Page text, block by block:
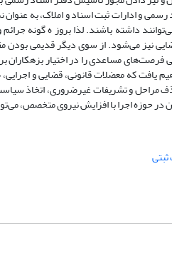
و ادارات ثبت اسناد و املاک، به
داشته باشند. لذا بروز ه گونه
نیز می‌شود. از سوی دیگر قدیمی‌ بودن
مساعدی را در اختیار
یافت که معضلات قانونی‌، قضایی‌ و
مراحل‌ و تشریفات غیرضروری، اتخاذ
در حوزه اجرا با افزایش‌ نیروی متخصص‌،